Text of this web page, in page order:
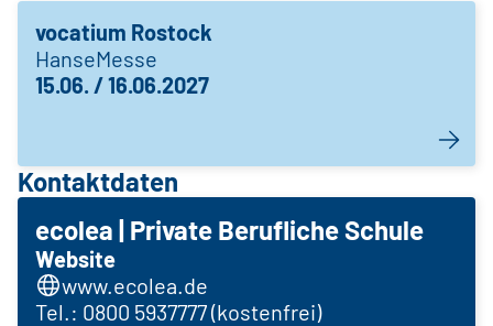
vocatium Rostock
HanseMesse
15.06. / 16.06.2027
Kontaktdaten
ecolea | Private Berufliche Schule
Website
www.ecolea.de
Tel.: 0800 5937777 (kostenfrei)